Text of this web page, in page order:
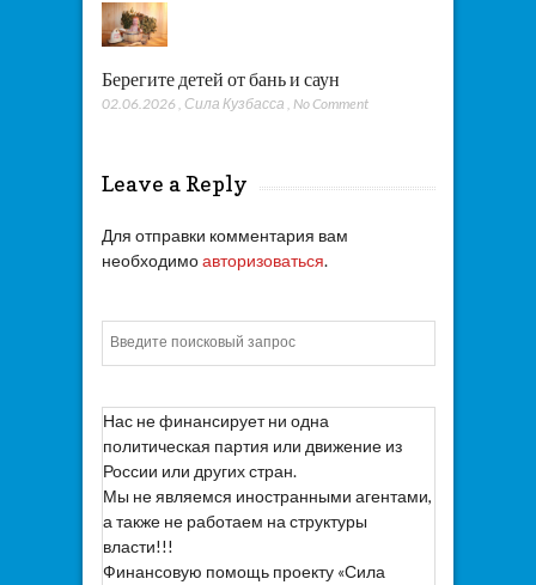
Берегите детей от бань и саун
02.06.2026 , Сила Кузбасса , No Comment
Leave a Reply
Для отправки комментария вам
необходимоавторизоваться.
Нас не финансирует ни одна
политическая партия или движение из
России или других стран.
Мы не являемся иностранными агентами,
а также не работаем на структуры
власти!!!
Финансовую помощь проекту «Сила